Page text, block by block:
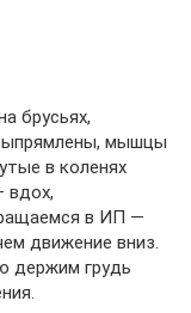
брусьях,
мышцы
в коленях
вдох,
в ИП —
движение вниз.
держим грудь